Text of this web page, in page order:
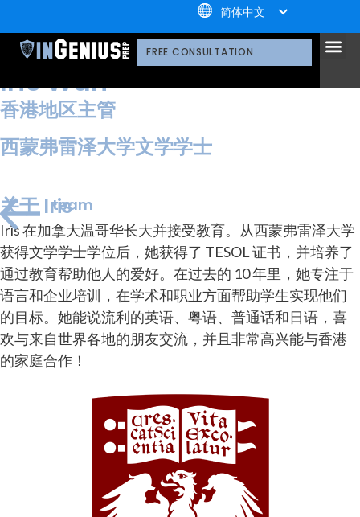
+1.800.722.3105
简体中文
FREE CONSULTATION
Iris Wan
香港地区主管
西蒙弗雷泽大学文学学士
team
关于 Iris
Iris 在加拿大温哥华长大并接受教育。从西蒙弗雷泽大学
获得文学学士学位后，她获得了 TESOL 证书，并培养了
通过教育帮助他人的爱好。在过去的 10 年里，她专注于
语言和企业培训，在学术和职业方面帮助学生实现他们
的目标。她能说流利的英语、粤语、普通话和日语，喜
欢与来自世界各地的朋友交流，并且非常高兴能与香港
的家庭合作！